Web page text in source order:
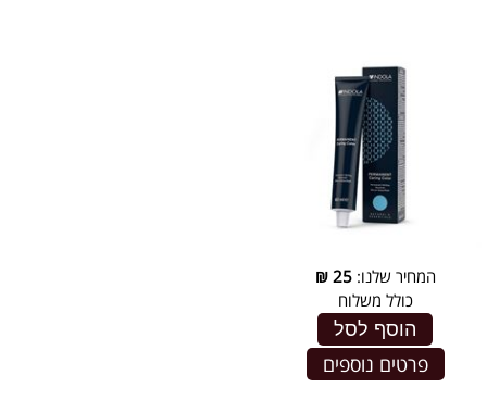
המחיר שלנו:25
₪
כולל משלוח
הוסף לסל
פרטים נוספים